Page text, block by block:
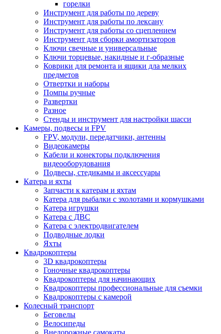
горелки
Инструмент для работы по дереву
Инструмент для работы по лексану
Инструмент для работы со сцеплением
Инструмент для сборки амортизаторов
Ключи свечные и универсальные
Ключи торцевые, накидные и г-образные
Коврики для ремонта и ящики дла мелких
предметов
Отвертки и наборы
Помпы ручные
Развертки
Разное
Стенды и инструмент для настройки шасси
Камеры, подвесы и FPV
FPV, модули, передатчики, антенны
Видеокамеры
Кабели и конекторы подключения
видеооборудования
Подвесы, стедикамы и аксессуары
Катера и яхты
Запчасти к катерам и яхтам
Катера для рыбалки с эхолотами и кормушками
Катера игрушки
Катера с ДВС
Катера с электродвигателем
Подводные лодки
Яхты
Квадрокоптеры
3D квадрокоптеры
Гоночные квадрокоптеры
Квадрокоптеры для начинающих
Квадрокоптеры профессиональные для съемки
Квадрокоптеры с камерой
Колесный транспорт
Беговелы
Велосипеды
Внедорожные самокаты